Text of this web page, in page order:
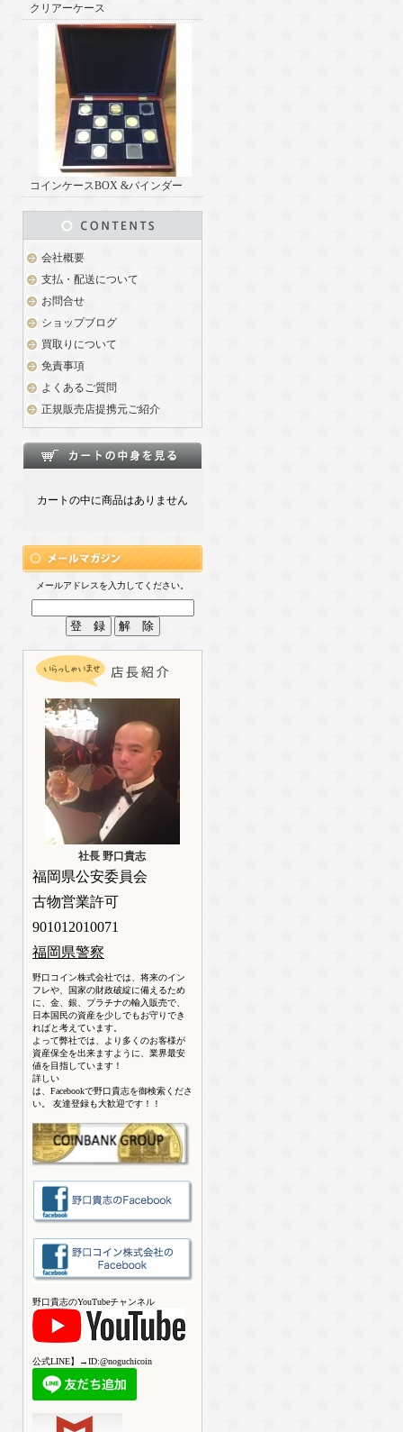
クリアーケース
コインケースBOX &バインダー
会社概要
支払・配送について
お問合せ
ショップブログ
買取りについて
免責事項
よくあるご質問
正規販売店提携元ご紹介
カートの中に商品はありません
メールアドレスを入力してください。
社長 野口貴志
福岡県公安委員会
古物営業許可
901012010071
福岡県警察
野口コイン株式会社では、将来のイン
フレや、国家の財政破綻に備えるため
に、金、銀、プラチナの輸入販売で、
日本国民の資産を少しでもお守りでき
ればと考えています。
よって弊社では、より多くのお客様が
資産保全を出来ますように、業界最安
値を目指しています！
詳しい
は、Facebookで野口貴志を御検索くださ
い。 友達登録も大歓迎です！！
野口貴志のYouTubeチャンネル
公式LINE】→ID:@noguchicoin